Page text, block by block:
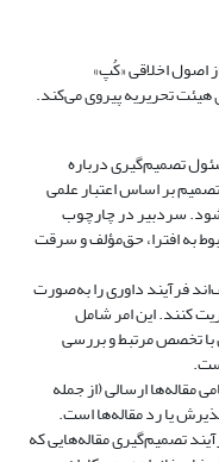
اصول اخلاقی «کُپ»
تحریریه پیروی می‌کند.
تصمیم‌گیری درباره
بر اساس اعتبار علمی
سردبیر در چارچوب
به افترا، حق‌مؤلف و سرقت
فرآیند داوری را به‌صورت
کنند. این امر شامل
تخصص مرتبط و بررسی
مقاله‌ها ارسالی (از جمله
یا رد مقاله‌ها است.
تصمیم‌گیری مقاله‌هایی که